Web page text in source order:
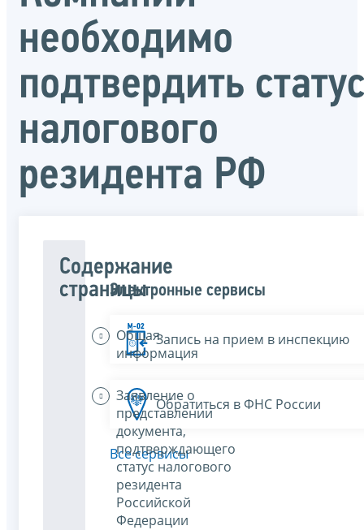
необходимо
подтвердить
налогового
резидента РФ
Содержание
страницы
Общая
информация
Заявление о
представлении
документа,
подтверждающего
статус налогового
резидента
Российской
Федерации
Электронные сервисы
Запись на прием в инспекцию
Обратиться в ФНС России
Все сервисы